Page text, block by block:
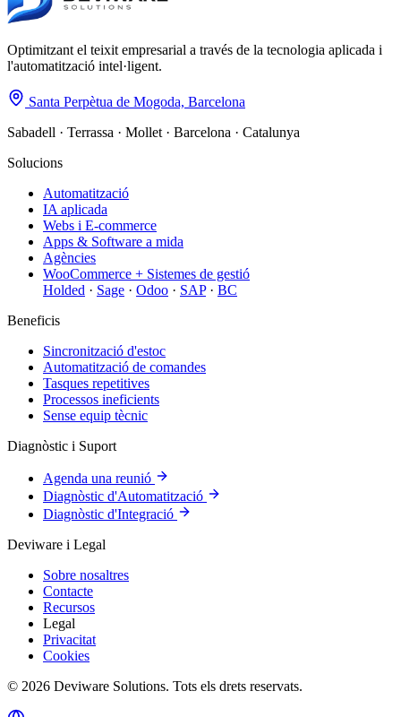
Optimitzant el teixit empresarial a través de la tecnologia aplicada i
l'automatització intel·ligent.
Santa Perpètua de Mogoda, Barcelona
Sabadell · Terrassa · Mollet · Barcelona · Catalunya
Solucions
Automatització
IA aplicada
Webs i E-commerce
Apps & Software a mida
Agències
WooCommerce + Sistemes de gestió
Holded · Sage · Odoo · SAP · BC
Beneficis
Sincronització d'estoc
Automatització de comandes
Tasques repetitives
Processos ineficients
Sense equip tècnic
Diagnòstic i Suport
Agenda una reunió
Diagnòstic d'Automatització
Diagnòstic d'Integració
Deviware i Legal
Sobre nosaltres
Contacte
Recursos
Legal
Privacitat
Cookies
© 2026 Deviware Solutions. Tots els drets reservats.